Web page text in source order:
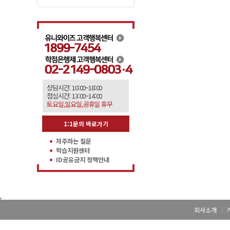
상담시간: 10:00~18:00
점심시간: 13:00~14:00
토요일,일요일,공휴일 휴무
1:1문의 바로가기
자주하는 질문
학습지원센터
ID공유금지 정책안내
회사소개